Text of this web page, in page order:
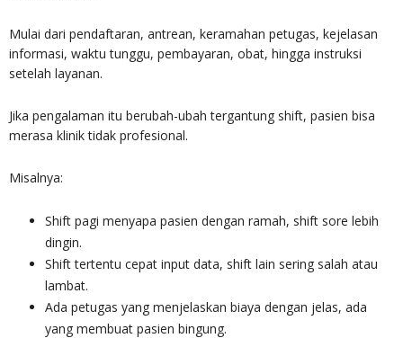
Mulai dari pendaftaran, antrean, keramahan petugas, kejelasan
informasi, waktu tunggu, pembayaran, obat, hingga instruksi
setelah layanan.
Jika pengalaman itu berubah-ubah tergantung shift, pasien bisa
merasa klinik tidak profesional.
Misalnya:
Shift pagi menyapa pasien dengan ramah, shift sore lebih
dingin.
Shift tertentu cepat input data, shift lain sering salah atau
lambat.
Ada petugas yang menjelaskan biaya dengan jelas, ada
yang membuat pasien bingung.